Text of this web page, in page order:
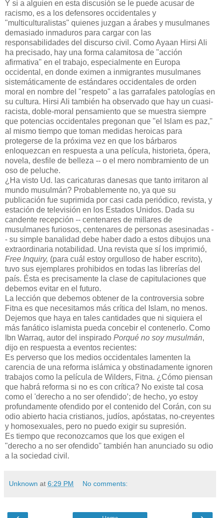
Y si a alguien en esta discusión se le puede acusar de
racismo, es a los defensores occidentales y
"multiculturalistas" quienes juzgan a árabes y musulmanes
demasiado inmaduros para cargar con las
responsabilidades del discurso civil. Como Ayaan Hirsi Ali
ha precisado, hay una forma calamitosa de "acción
afirmativa" en el trabajo, especialmente en Europa
occidental, en donde eximen a inmigrantes musulmanes
sistemáticamente de estándares occidentales de orden
moral en nombre del "respeto" a las garrafales patologías en
su cultura. Hirsi Ali también ha observado que hay un cuasi-
racista, doble-moral pensamiento que se muestra siempre
que potencias occidentales pregonan que "el Islam es paz,"
al mismo tiempo que toman medidas heroicas para
protegerse de la próxima vez en que los bárbaros
enloquezcan en respuesta a una película, historieta, ópera,
novela, desfile de belleza -- o el mero nombramiento de un
oso de peluche.
¿Ha visto Ud. las caricaturas danesas que tanto irritaron al
mundo musulmán? Probablemente no, ya que su
publicación fue suprimida por casi cada periódico, revista, y
estación de televisión en los Estados Unidos. Dada su
candente recepción -- centenares de millares de
musulmanes furiosos, centenares de personas asesinadas -
- su simple banalidad debe haber dado a estos dibujos una
extraordinaria notabilidad. Una revista que sí los imprimió,
Free Inquiry, (para cuál estoy orgulloso de haber escrito),
tuvo sus ejemplares prohibidos en todas las librerías del
país. Ésta es precisamente la clase de capitulaciones que
debemos evitar en el futuro.
La lección que debemos obtener de la controversia sobre
Fitna es que necesitamos más crítica del Islam, no menos.
Dejemos que haya en tales cantidades que ni siquiera el
más fanático islamista pueda concebir el contenerlo. Como
Ibn Warraq, autor del inspirado Porqué no soy musulmán,
dijo en respuesta a eventos recientes:
Es perverso que los medios occidentales lamenten la
carencia de una reforma islámica y obstinadamente ignoren
trabajos como la película de Wilders, Fitna. ¿Cómo piensan
que habrá reforma si no es con crítica? No existe tal cosa
como el 'derecho a no ser ofendido’; de hecho, yo estoy
profundamente ofendido por el contenido del Corán, con su
odio abierto hacia cristianos, judíos, apóstatas, no-creyentes
y homosexuales, pero no puedo exigir su supresión.
Es tiempo que reconozcamos que los que exigen el
"derecho a no ser ofendido" también han anunciado su odio
a la sociedad civil.
Unknown at 6:29 PM No comments: